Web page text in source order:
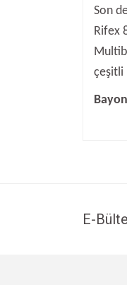
Son
Rifex
çeşitli
E-